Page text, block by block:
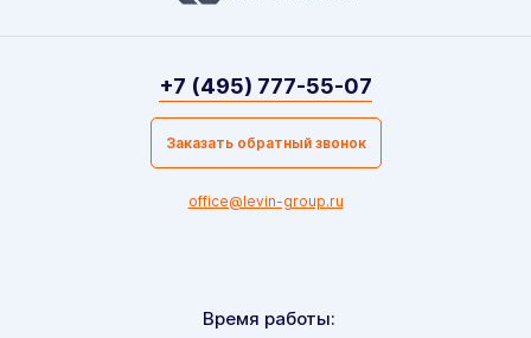
Время работы:
+7 (495) 777-55-07
Заказать обратный звонок
office@levin-group.ru